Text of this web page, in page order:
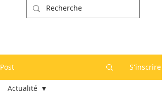
Post S'inscrire
Actualité